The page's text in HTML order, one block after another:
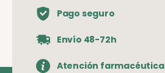
Pago seguro
Envío 48-72h
Atención farmacéutica